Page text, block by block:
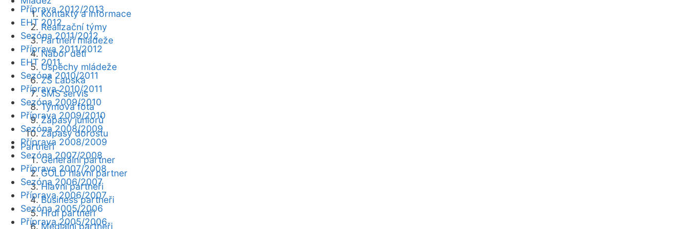
Kontakty a informace
Realizační týmy
Partneři mládeže
Nábor dětí
Úspěchy mládeže
ZŠ Labská
SMS servis
Týmová fota
Zápasy juniorů
Zápasy dorostu
Partneři
Generální partner
GOLD hlavní partner
Hlavní partneři
Business partneři
Hrdí partneři
Mediální partneři
Příprava 2012/2013
EHT 2012
Sezóna 2011/2012
Příprava 2011/2012
EHT 2011
Sezóna 2010/2011
Příprava 2010/2011
Sezóna 2009/2010
Příprava 2009/2010
Sezóna 2008/2009
Příprava 2008/2009
Sezóna 2007/2008
Příprava 2007/2008
Sezóna 2006/2007
Příprava 2006/2007
Sezóna 2005/2006
Příprava 2005/2006